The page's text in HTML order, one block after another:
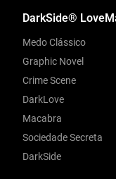
DarkSide®
Medo Clássico
Graphic Novel
Crime Scene
DarkLove
Macabra
Sociedade Secreta
DarkSide